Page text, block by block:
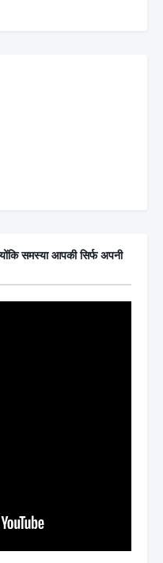
समस्या आपकी सिर्फ अपनी